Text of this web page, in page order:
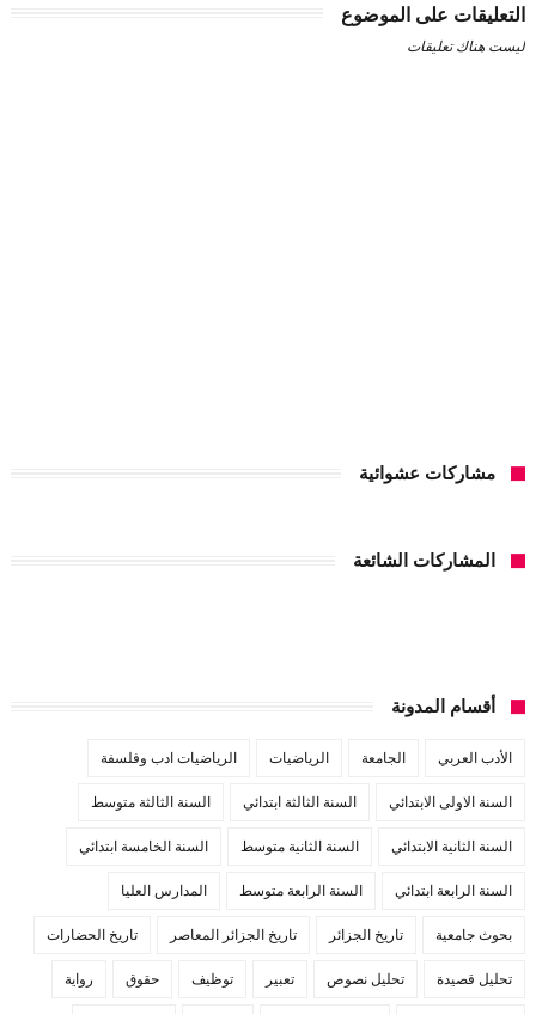
التعليقات على الموضوع
ليست هناك تعليقات
مشاركات عشوائية
المشاركات الشائعة
أقسام المدونة
الأدب العربي الجامعة الرياضيات الرياضيات ادب وفلسفة
السنة الاولى الابتدائي السنة الثالثة ابتدائي السنة الثالثة متوسط
السنة الثانية الابتدائي السنة الثانية متوسط السنة الخامسة ابتدائي
السنة الرابعة ابتدائي السنة الرابعة متوسط المدارس العليا
بحوث جامعية تاريخ الجزائر تاريخ الجزائر المعاصر تاريخ الحضارات
تحليل قصيدة تحليل نصوص تعبير توظيف حقوق رواية